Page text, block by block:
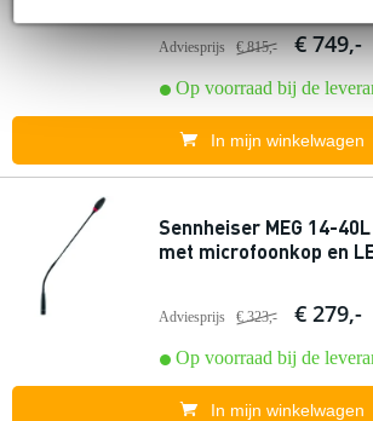
Adviesprijs € 815,- € 749,-
Op voorraad bij de
In mijn winkelwagen
Sennheiser MEG 14-
met microfoonkop en
Adviesprijs € 323,- € 279,-
Op voorraad bij de
In mijn winkelwagen